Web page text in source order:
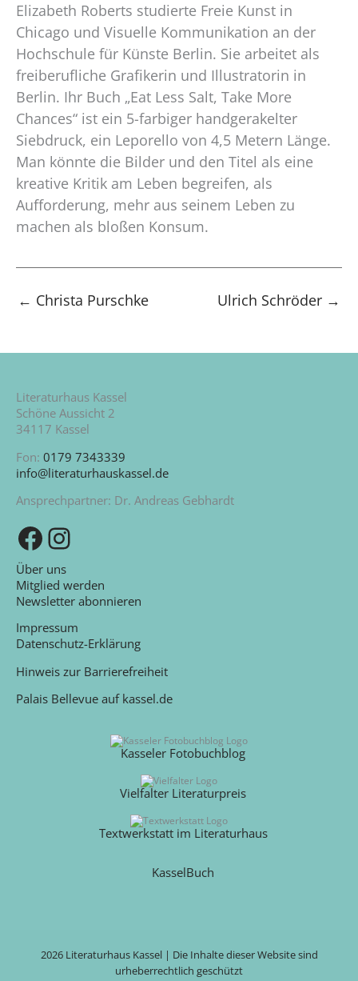
Elizabeth Roberts studierte Freie Kunst in
Chicago und Visuelle Kommunikation an der
Hochschule für Künste Berlin. Sie arbeitet als
freiberufliche Grafikerin und Illustratorin in
Berlin. Ihr Buch „Eat Less Salt, Take More
Chances“ ist ein 5-farbiger handgerakelter
Siebdruck, ein Leporello von 4,5 Metern Länge.
Man könnte die Bilder und den Titel als eine
kreative Kritik am Leben begreifen, als
Aufforderung, mehr aus seinem Leben zu
machen als bloßen Konsum.
← Christa Purschke Ulrich Schröder →
Literaturhaus Kassel
Schöne Aussicht 2
34117 Kassel
Fon: 0179 7343339
info@literaturhauskassel.de
Ansprechpartner: Dr. Andreas Gebhardt
Zu unserer Facebook-SeiteZu unserem Instagram-Kanal
Über uns
Mitglied werden
Newsletter abonnieren
Impressum
Datenschutz-Erklärung
Hinweis zur Barrierefreiheit
Palais Bellevue auf kassel.de
Kasseler Fotobuchblog
Vielfalter Literaturpreis
Textwerkstatt im Literaturhaus
KasselBuch
2026 Literaturhaus Kassel | Die Inhalte dieser Website sind
urheberrechtlich geschützt